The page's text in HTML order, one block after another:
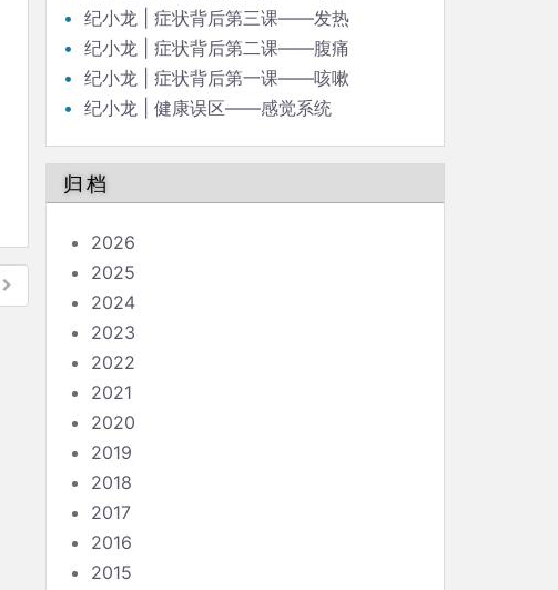
纪小龙 | 症状背后第三课——发热
纪小龙 | 症状背后第二课——腹痛
纪小龙 | 症状背后第一课——咳嗽
纪小龙 | 健康误区——感觉系统
归档
2026
2025
2024
2023
2022
2021
2020
2019
2018
2017
2016
2015